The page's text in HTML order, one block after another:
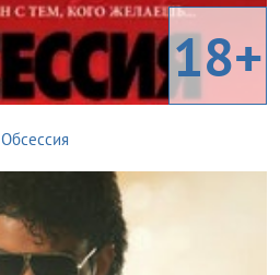
18+
Обсессия